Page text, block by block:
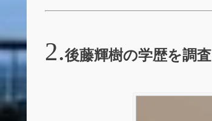
後藤輝樹の学歴を調査